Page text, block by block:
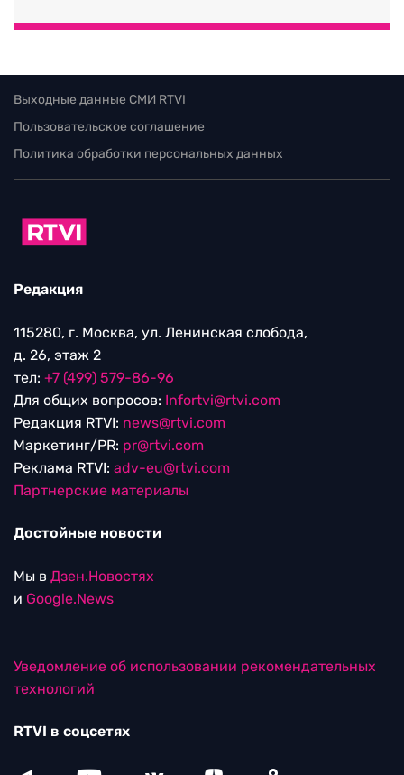
Выходные данные СМИ RTVI
Пользовательское соглашение
Политика обработки персональных данных
Редакция
115280, г. Москва, ул. Ленинская слобода,
д. 26, этаж 2
тел: +7 (499) 579-86-96
Для общих вопросов: Infortvi@rtvi.com
Редакция RTVI: news@rtvi.com
Маркетинг/PR: pr@rtvi.com
Реклама RTVI: adv-eu@rtvi.com
Партнерские материалы
Достойные новости
Мы в Дзен.Новостях
и Google.News
Уведомление об использовании рекомендательных
технологий
RTVI в соцсетях